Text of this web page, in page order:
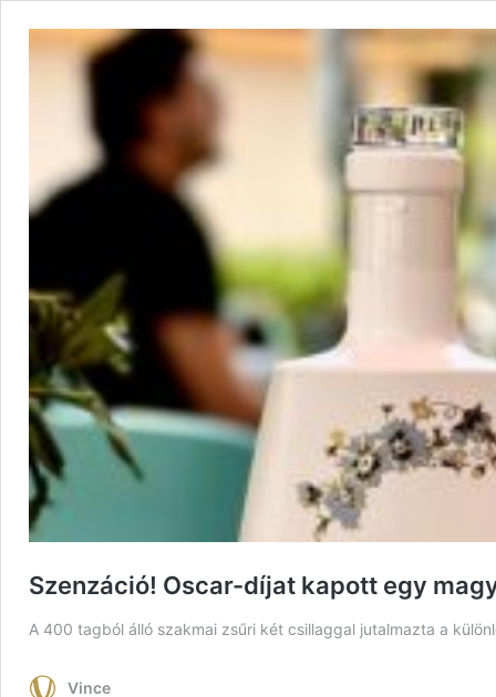
Szenzáció! Oscar-díjat kapott egy
A 400 tagból álló szakmai zsűri két csillaggal jutalmazta a
Vince